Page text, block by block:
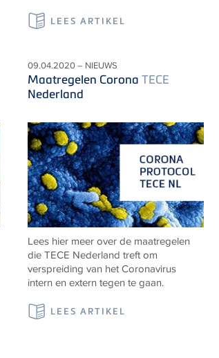
LEES ARTIKEL
09.04.2020 – NIEUWS
Maatregelen CoronaTECE
Nederland
Lees hier meer over de maatregelen
die TECE Nederland treft om
verspreiding van het Coronavirus
intern en extern tegen te gaan.
LEES ARTIKEL